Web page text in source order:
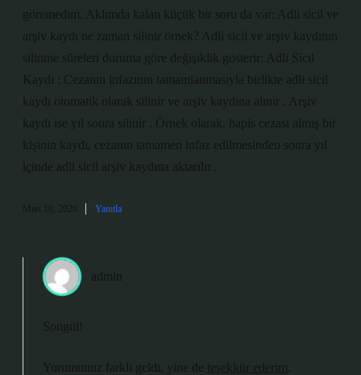
göremedim. Aklımda kalan küçük bir soru da var: Adli sicil ve
arşiv kaydı ne zaman silinir örnek? Adli sicil ve arşiv kaydının
silinme süreleri duruma göre değişiklik gösterir: Adli Sicil
Kaydı : Cezanın infazının tamamlanmasıyla birlikte adli sicil
kaydı otomatik olarak silinir ve arşiv kaydına alınır . Arşiv
kaydı ise yıl sonra silinir . Örnek olarak, hapis cezası almış bir
kişinin kaydı, cezanın tamamen infaz edilmesinden sonra yıl
içinde adli sicil arşiv kaydına aktarılır .
Mart 10, 2026 Yanıtla
admin
Songül!
Yorumunuz farklı geldi, yine de teşekkür ederim